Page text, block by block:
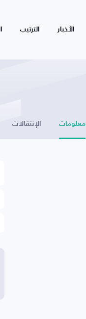
الأخبار الترتيب
معلومات الإنتقالات